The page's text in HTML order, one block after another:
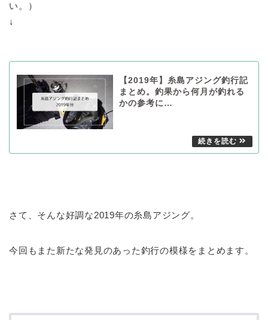
い。）
↓
【2019年】糸島アジング釣行記
まとめ。釣果から何月が釣れる
かの参考に…
さて、そんな好調な2019年の糸島アジング。
今回もまた新たな発見のあった釣行の模様をまとめます。